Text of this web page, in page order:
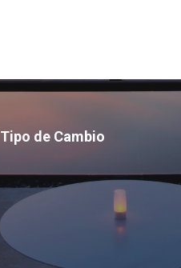
Tipo de Cambio